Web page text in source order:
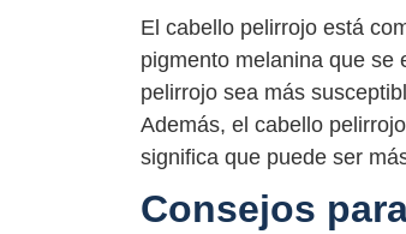
El cabello pelirrojo está
pigmento melanina que se
pelirrojo sea más
Además, el cabello
significa que puede ser
Consejos